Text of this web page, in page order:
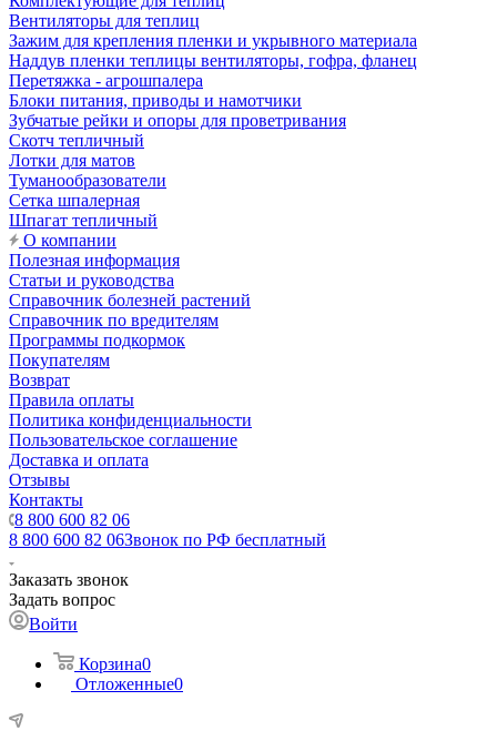
Вентиляторы для теплиц
Зажим для крепления пленки и укрывного материала
Наддув пленки теплицы вентиляторы, гофра, фланец
Перетяжка - агрошпалера
Блоки питания, приводы и намотчики
Зубчатые рейки и опоры для проветривания
Скотч тепличный
Лотки для матов
Туманообразователи
Сетка шпалерная
Шпагат тепличный
О компании
Полезная информация
Статьи и руководства
Справочник болезней растений
Справочник по вредителям
Программы подкормок
Покупателям
Возврат
Правила оплаты
Политика конфиденциальности
Пользовательское соглашение
Доставка и оплата
Отзывы
Контакты
8 800 600 82 06
8 800 600 82 06Звонок по РФ бесплатный
Заказать звонок
Задать вопрос
Войти
Корзина0
Отложенные0